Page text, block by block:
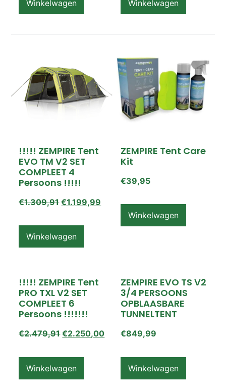
Winkelwagen Winkelwagen
!!!!! ZEMPIRE Tent
EVO TM V2 SET
COMPLEET 4
Persoons !!!!!
€1.309,91 €1.199,99
Winkelwagen
ZEMPIRE Tent Care
Kit
€39,95
Winkelwagen
!!!!! ZEMPIRE Tent
PRO TXL V2 SET
COMPLEET 6
Persoons !!!!!!!
€2.479,91 €2.250,00
Winkelwagen
ZEMPIRE EVO TS V2
3/4 PERSOONS
OPBLAASBARE
TUNNELTENT
€849,99
Winkelwagen